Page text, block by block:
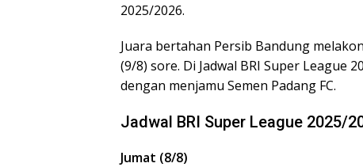
2025/2026.
Juara bertahan Persib Bandung
(9/8) sore. Di Jadwal BRI Super League
dengan menjamu Semen Padang FC.
Jadwal BRI Super League 2025/
Jumat (8/8)